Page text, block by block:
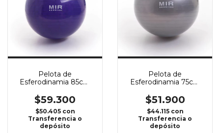
Pelota de
Esferodinamia 85cm
$59.300
$50.405 con
Transferencia o
depósito
Pelota de
Esferodinamia 75cm
$51.900
$44.115 con
Transferencia o
depósito